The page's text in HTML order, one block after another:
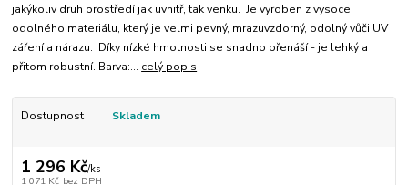
jakýkoliv druh prostředí jak uvnitř, tak venku. Je vyroben z vysoce
odolného materiálu, který je velmi pevný, mrazuvzdorný, odolný vůči UV
záření a nárazu. Díky nízké hmotnosti se snadno přenáší - je lehký a
přitom robustní. Barva:... celý popis
Dostupnost Skladem
1 296 Kč/ks
1 071 Kč bez DPH